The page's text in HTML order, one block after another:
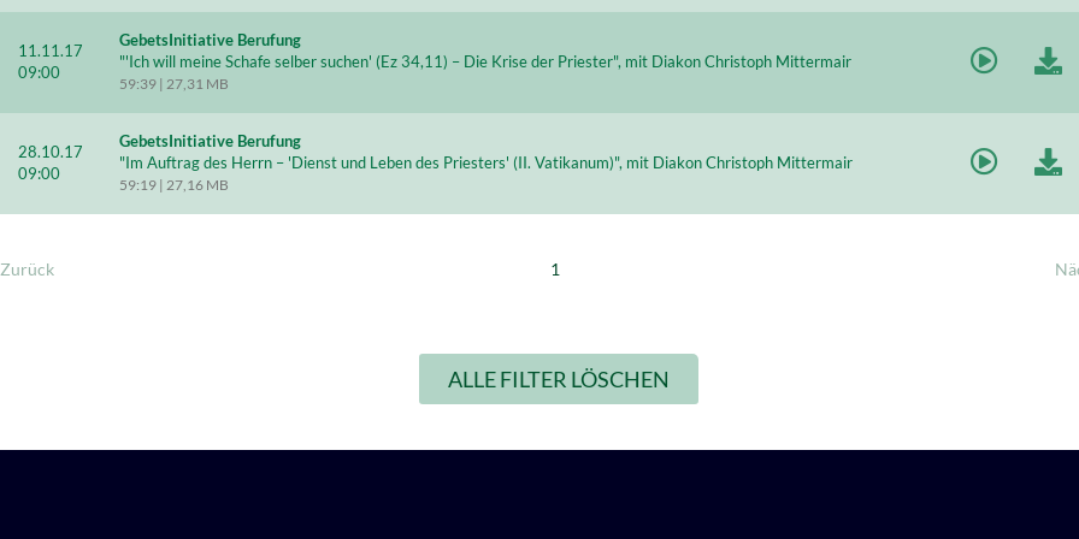
11.11.17
09:00
GebetsInitiative Berufung
"'Ich will meine Schafe selber suchen' (Ez 34,11) – Die Krise der Priester", mit Diakon Christoph Mittermair
59:39 | 27,31 MB
28.10.17
09:00
GebetsInitiative Berufung
"Im Auftrag des Herrn – 'Dienst und Leben des Priesters' (II. Vatikanum)", mit Diakon Christoph Mittermair
59:19 | 27,16 MB
Zurück 1
ALLE FILTER LÖSCHEN